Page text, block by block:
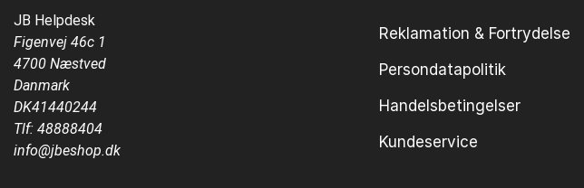
JB Helpdesk
Figenvej 46c 1
4700 Næstved
Danmark
DK41440244
Tlf: 48888404
info@jbeshop.dk
Reklamation & Fortrydelse
Persondatapolitik
Handelsbetingelser
Kundeservice